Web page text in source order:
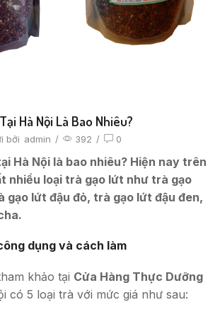
Hà Nội Là Bao Nhiêu?
bởi admin / 392 / 0
Hà Nội là bao nhiêu? Hiện nay trên
nhiều loại trà gạo lứt như trà gạo
gạo lứt đậu đỏ, trà gạo lứt đậu đen,
dụng và cách làm
khảo tại Cửa Hàng Thực Dưỡng
có 5 loại trà với mức giá như sau: